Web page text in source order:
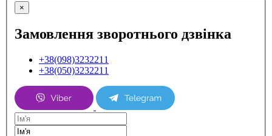
×
Замовлення зворотнього дзвінка
+38(098)3232211
+38(050)3232211